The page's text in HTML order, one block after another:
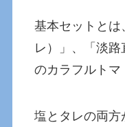
基本セットとは
レ）」、「淡
のカラフルトマ
塩とタレの両